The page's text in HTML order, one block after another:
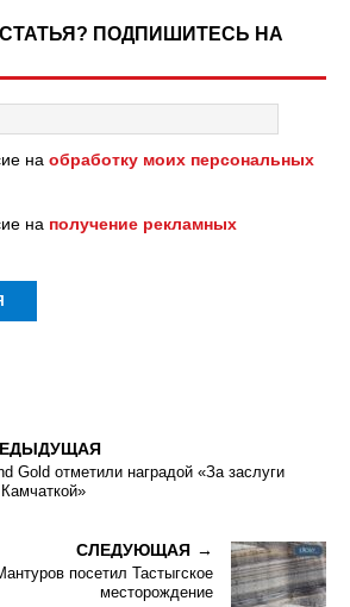
ПОДПИШИТЕСЬ НА
на обработку моих персональных
на получение рекламных
Gold отметили наградой «За заслуги
СЛЕДУЮЩАЯ
посетил Тастыгское
месторождение